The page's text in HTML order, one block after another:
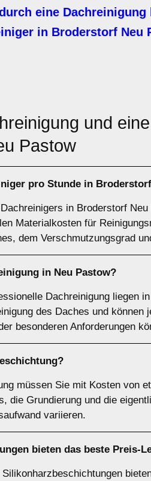
eine
in Broderstorf Neu
und
Pastow
pro Stunde in
in Broderstorf
Materialkosten für
dem Verschmutzungsgrad
in Neu Pastow?
Dachreinigung liegen
des Daches und
besonderen Anforderungen
müssen Sie mit Kosten von
die Grundierung und die
variieren.
bieten das beste Preis-